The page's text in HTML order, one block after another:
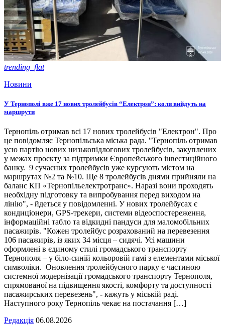
trending_flat
Новини
У Тернополі вже 17 нових тролейбусів “Електрон”: коли вийдуть на
маршрути
Тернопіль отримав всі 17 нових тролейбусів "Електрон". Про
це повідомляє Тернопільська міська рада. "Тернопіль отримав
усю партію нових низькопідлогових тролейбусів, закуплених
у межах проєкту за підтримки Європейського інвестиційного
банку. 9 сучасних тролейбусів уже курсують містом на
маршрутах №2 та №10. Ще 8 тролейбусів днями прийняли на
баланс КП «Тернопільелектротранс». Наразі вони проходять
необхідну підготовку та випробування перед виходом на
лінію", - йдеться у повідомленні. У нових тролейбусах є
кондиціонери, GPS-трекери, системи відеоспостереження,
інформаційні табло та відкидні пандуси для маломобільних
пасажирів. "Кожен тролейбус розрахований на перевезення
106 пасажирів, із яких 34 місця – сидячі. Усі машини
оформлені в єдиному стилі громадського транспорту
Тернополя – у біло-синій кольоровій гамі з елементами міської
символіки. Оновлення тролейбусного парку є частиною
системної модернізації громадського транспорту Тернополя,
спрямованої на підвищення якості, комфорту та доступності
пасажирських перевезень", - кажуть у міській раді.
Наступного року Тернопіль чекає на постачання […]
Редакція 06.08.2026